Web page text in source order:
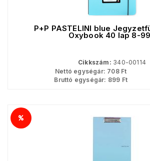
P+P PASTELINI blue
Oxybook 40 lap 8-
Cikkszám: 340-00114
Nettó egységár: 708Ft
Bruttó egységár: 899 Ft